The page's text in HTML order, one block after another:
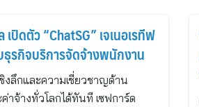
ปิดตัว “ChatSG” เจเนอเรทีฟ
ธุรกิจบริการจัดจ้างพนักงาน
งลึกและความเชี่ยวชาญด้าน
าจ้างทั่วโลกได้ทันที เซฟการ์ด